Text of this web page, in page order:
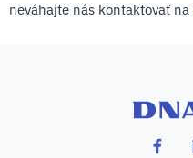
neváhajte nás kontaktovať na